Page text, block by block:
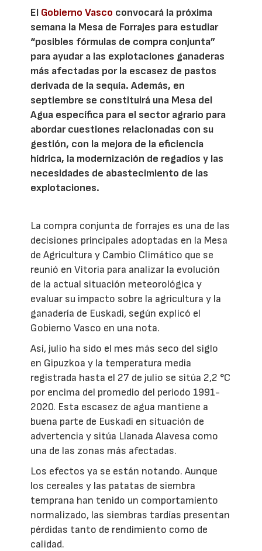
El Gobierno Vasco convocará la próxima
semana la Mesa de Forrajes para estudiar
“posibles fórmulas de compra conjunta”
para ayudar a las explotaciones ganaderas
más afectadas por la escasez de pastos
derivada de la sequía. Además, en
septiembre se constituirá una Mesa del
Agua específica para el sector agrario para
abordar cuestiones relacionadas con su
gestión, con la mejora de la eficiencia
hídrica, la modernización de regadíos y las
necesidades de abastecimiento de las
explotaciones.
La compra conjunta de forrajes es una de las
decisiones principales adoptadas en la Mesa
de Agricultura y Cambio Climático que se
reunió en Vitoria para analizar la evolución
de la actual situación meteorológica y
evaluar su impacto sobre la agricultura y la
ganadería de Euskadi, según explicó el
Gobierno Vasco en una nota.
Así, julio ha sido el mes más seco del siglo
en Gipuzkoa y la temperatura media
registrada hasta el 27 de julio se sitúa 2,2 °C
por encima del promedio del periodo 1991-
2020. Esta escasez de agua mantiene a
buena parte de Euskadi en situación de
advertencia y sitúa Llanada Alavesa como
una de las zonas más afectadas.
Los efectos ya se están notando. Aunque
los cereales y las patatas de siembra
temprana han tenido un comportamiento
normalizado, las siembras tardías presentan
pérdidas tanto de rendimiento como de
calidad.